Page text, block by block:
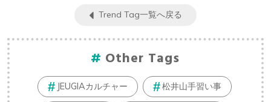
Trend Tag一覧へ戻る
Other Tags
JEUGIAカルチャー 松井山手習い事